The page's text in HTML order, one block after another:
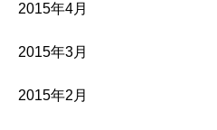
2015年4月
2015年3月
2015年2月